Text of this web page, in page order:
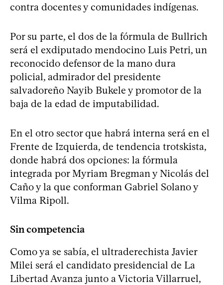
contra docentes y comunidades indígenas.
Por su parte, el dos de la fórmula de Bullrich
será el exdiputado mendocino Luis Petri, un
reconocido defensor de la mano dura
policial, admirador del presidente
salvadoreño Nayib Bukele y promotor de la
baja de la edad de imputabilidad.
En el otro sector que habrá interna será en el
Frente de Izquierda, de tendencia trotskista,
donde habrá dos opciones: la fórmula
integrada por Myriam Bregman y Nicolás del
Caño y la que conforman Gabriel Solano y
Vilma Ripoll.
Sin competencia
Como ya se sabía, el ultraderechista Javier
Milei será el candidato presidencial de La
Libertad Avanza junto a Victoria Villarruel,